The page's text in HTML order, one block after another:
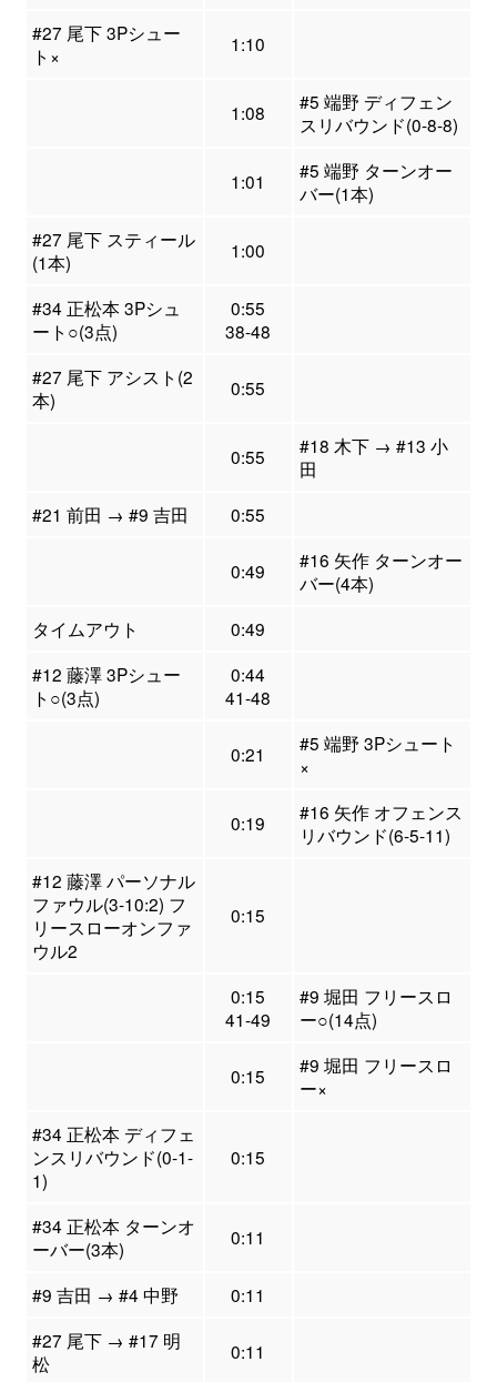
#27 尾下 3Pシュー
ト×
1:10
1:08
#5 端野 ディフェン
スリバウンド(0-8-8)
1:01
#5 端野 ターンオー
バー(1本)
#27 尾下 スティール
(1本)
1:00
#34 正松本 3Pシュ
ート○(3点)
0:55
38-48
#27 尾下 アシスト(2
本)
0:55
0:55
#18 木下 → #13 小
田
#21 前田 → #9 吉田
0:55
0:49
#16 矢作 ターンオー
バー(4本)
タイムアウト
0:49
#12 藤澤 3Pシュー
ト○(3点)
0:44
41-48
0:21
#5 端野 3Pシュート
×
0:19
#16 矢作 オフェンス
リバウンド(6-5-11)
#12 藤澤 パーソナル
ファウル(3-10:2) フ
リースローオンファ
ウル2
0:15
0:15
41-49
#9 堀田 フリースロ
ー○(14点)
0:15
#9 堀田 フリースロ
ー×
#34 正松本 ディフェ
ンスリバウンド(0-1-
1)
0:15
#34 正松本 ターンオ
ーバー(3本)
0:11
#9 吉田 → #4 中野
0:11
#27 尾下 → #17 明
松
0:11